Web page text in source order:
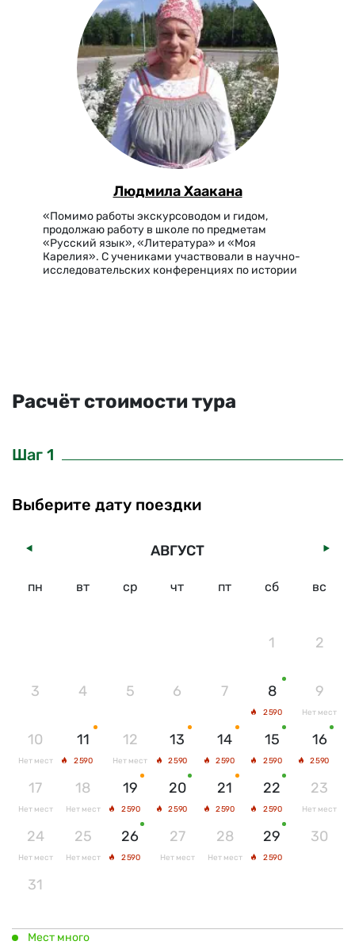
Людмила Хаакана
«Помимо работы экскурсоводом и гидом,
продолжаю работу в школе по предметам
«Русский язык», «Литература» и «Моя
Карелия». С учениками участвовали в научно-
исследовательских конференциях по истории
Расчёт стоимости тура
Шаг 1
Выберите дату поездки
АВГУСТ
пн вт ср чт пт сб вс
1 2
3 4 5 6 7 8
2 590
9
Нет мест
10
Нет мест
11
2 590
12
Нет мест
13
2 590
14
2 590
15
2 590
16
2 590
17
Нет мест
18
Нет мест
19
2 590
20
2 590
21
2 590
22
2 590
23
Нет мест
24
Нет мест
25
Нет мест
26
2 590
27
Нет мест
28
Нет мест
29
2 590
30
31
Мест много